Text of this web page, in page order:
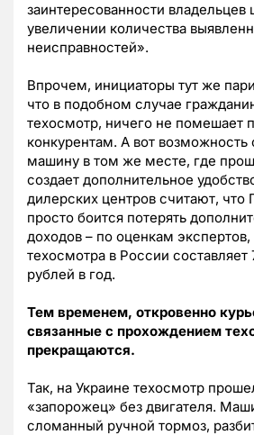
заинтересованности владельцев
увеличении количества
неисправностей».
Впрочем, инициаторы тут же
что в подобном случае
техосмотр, ничего не помешает
конкурентам. А вот возможность
машину в том же месте, где
создает дополнительное
дилерских центров считают, что
просто боится потерять
доходов – по оценкам
техосмотра в России
рублей в год.
Тем временем, откровенно
связанные с прохождением
прекращаются.
Так, на Украине техосмотр
«запорожец» без двигателя.
сломанный ручной тормоз,